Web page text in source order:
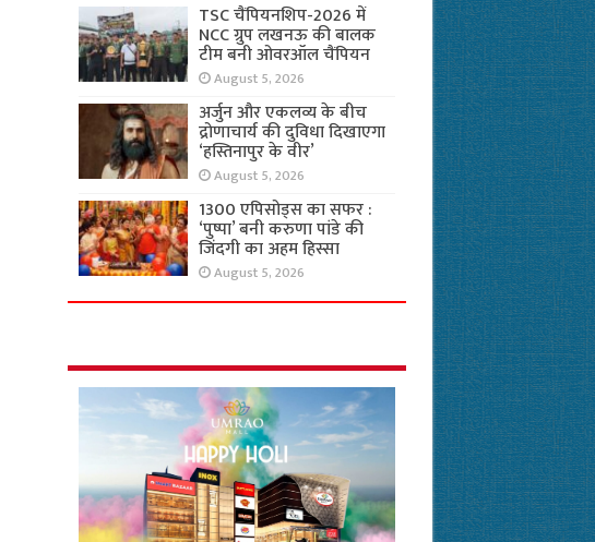
TSC चैंपियनशिप-2026 में
NCC ग्रुप लखनऊ की बालक
टीम बनी ओवरऑल चैंपियन
August 5, 2026
अर्जुन और एकलव्य के बीच
द्रोणाचार्य की दुविधा दिखाएगा
‘हस्तिनापुर के वीर’
August 5, 2026
1300 एपिसोड्स का सफर :
‘पुष्पा’ बनी करुणा पांडे की
जिंदगी का अहम हिस्सा
August 5, 2026